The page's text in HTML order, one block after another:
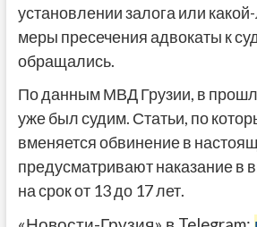
установлении залога или
меры пресечения адвокаты к
обращались.
По данным МВД Грузии, в
уже был судим. Статьи, по
вменяется обвинение в
предусматривают наказание в
на срок от 13 до 17 лет.